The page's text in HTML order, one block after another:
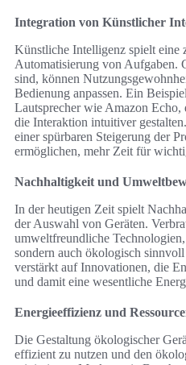
Integration von Künstlicher
Künstliche Intelligenz spielt eine
Automatisierung von Aufgaben.
sind, können
Bedienung anpassen. Ein
Lautsprecher wie Amazon Echo,
die Interaktion intuitiver
einer spürbaren Steigerung der
ermöglichen, mehr Zeit für
Nachhaltigkeit und
In der heutigen Zeit spielt
der Auswahl von Geräten.
umweltfreundliche
sondern auch ökologisch
verstärkt auf Innovationen, die
und damit eine wesentliche
Energieeffizienz und
Die Gestaltung ökologischer
effizient zu nutzen und den